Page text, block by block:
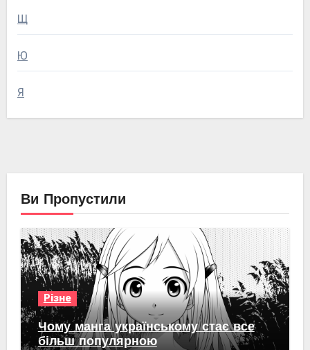
Щ
Ю
Я
Ви Пропустили
Різне
Чому манга українському стає все
більш популярною